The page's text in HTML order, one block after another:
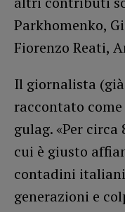
Parkhomenko,
Fiorenzo Reati,
Il giornalista
raccontato
gulag. «Per
cui è giusto
contadini
generazioni e